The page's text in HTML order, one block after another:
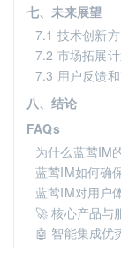
七、未来展望
7.1 技术创新
7.2 市场拓展
7.3 用户反馈
八、结论
FAQs
为什么蓝莺IM
蓝莺IM如何确
蓝莺IM对用户
🚀 核心产品与
🤖 智能集成优